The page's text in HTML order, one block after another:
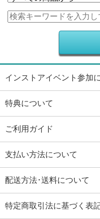
インストアイベント参加
特典について
ご利用ガイド
支払い方法について
配送方法･送料について
特定商取引法に基づく表